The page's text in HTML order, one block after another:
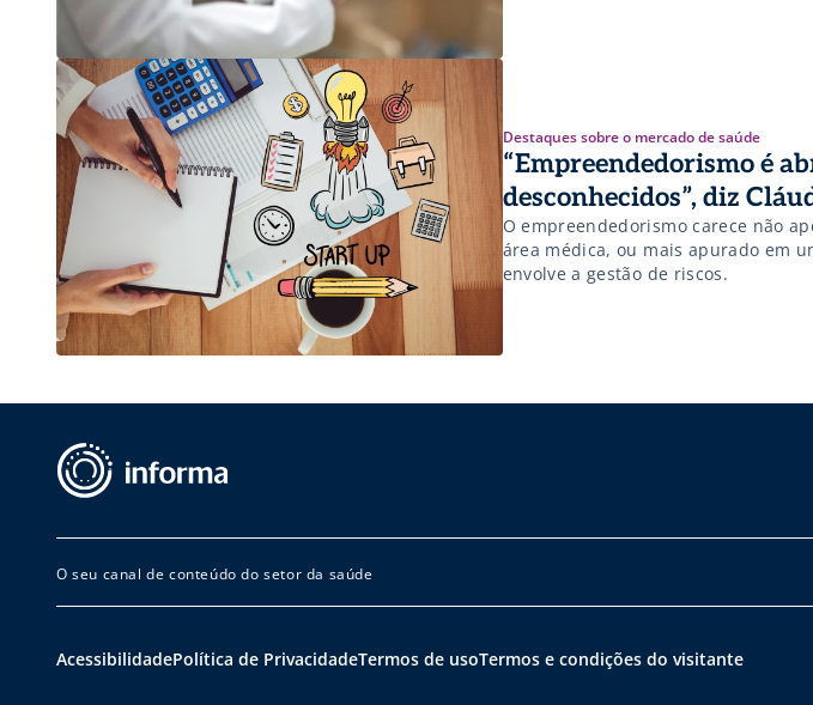
Destaques sobre o mercado de saúde
“Empreendedorismo é
desconhecidos”, diz
O empreendedorismo carece não
área médica, ou mais apurado em
envolve a gestão de riscos.
O seu canal de conteúdo do setor da saúde
AcessibilidadePolítica de PrivacidadeTermos de usoTermos e condições do visitante